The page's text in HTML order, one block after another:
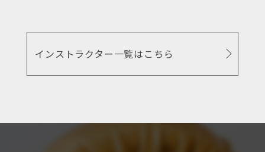
インストラクター一覧はこちら